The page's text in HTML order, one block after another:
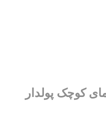
کوچک پولدار